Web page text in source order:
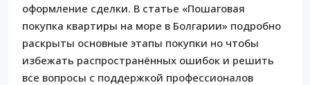
оформление сделки. В статье «Пошаговая
покупка квартиры на море в Болгарии» подробно
раскрыты основные этапы покупки но чтобы
избежать распространённых ошибок и решить
все вопросы с поддержкой профессионалов